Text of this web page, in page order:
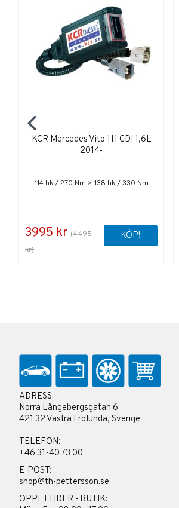
KCR Mercedes Vito 111 CDI 1,6L
2014-
114 hk / 270 Nm > 138 hk / 330 Nm
3995 kr (4495
kr)
KÖP!
ADRESS:
Norra Långebergsgatan 6
421 32 Västra Frölunda, Sverige
TELEFON:
+46 31-40 73 00
E-POST:
shop@th-pettersson.se
ÖPPETTIDER - BUTIK: